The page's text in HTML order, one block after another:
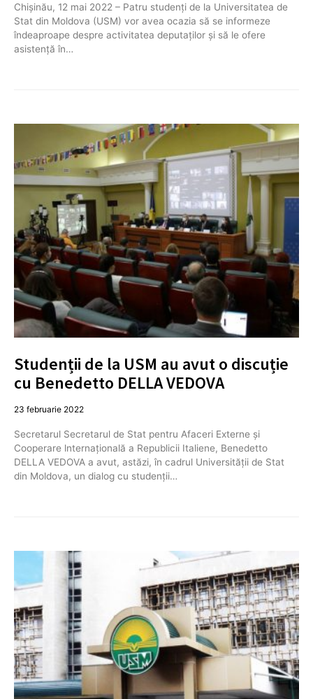
Chișinău, 12 mai 2022 – Patru studenți de la Universitatea de
Stat din Moldova (USM) vor avea ocazia să se informeze
îndeaproape despre activitatea deputaților și să le ofere
asistență în…
Studenții de la USM au avut o discuție
cu Benedetto DELLA VEDOVA
23 februarie 2022
Secretarul Secretarul de Stat pentru Afaceri Externe și
Cooperare lnternațională a Republicii Italiene, Benedetto
DELLA VEDOVA a avut, astăzi, în cadrul Universității de Stat
din Moldova, un dialog cu studenții…